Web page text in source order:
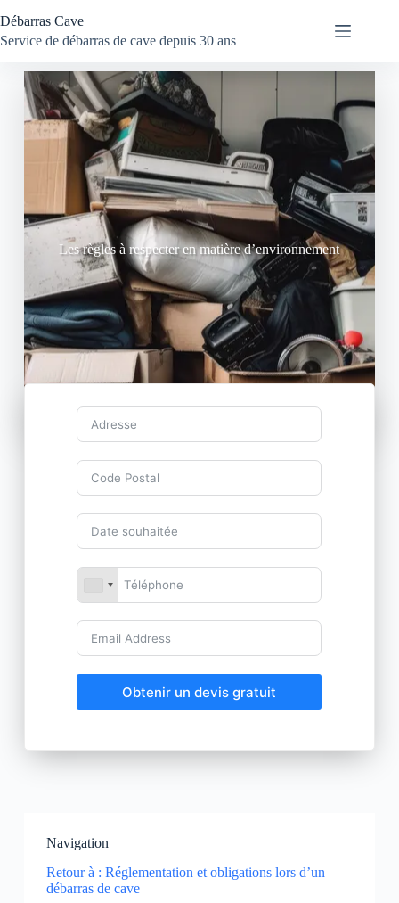
Débarras Cave
Service de débarras de cave depuis 30 ans
Les règles à respecter en matière d’environnement
Obtenir un devis gratuit
Navigation
Retour à : Réglementation et obligations lors d’un
débarras de cave